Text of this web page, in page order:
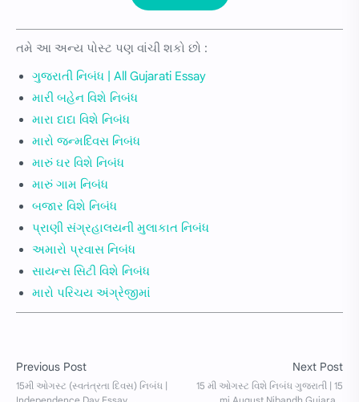
તમે આ અન્ય પોસ્ટ પણ વાંચી શકો છો :
ગુજરાતી નિબંધ | All Gujarati Essay
મારી બહેન વિશે નિબંધ
મારા દાદા વિશે નિબંધ
મારો જન્મદિવસ નિબંધ
મારું ઘર વિશે નિબંધ
મારું ગામ નિબંધ
બજાર વિશે નિબંધ
પ્રાણી સંગ્રહાલયની મુલાકાત નિબંધ
અમારો પ્રવાસ નિબંધ
સાયન્સ સિટી વિશે નિબંધ
મારો પરિચય અંગ્રેજીમાં